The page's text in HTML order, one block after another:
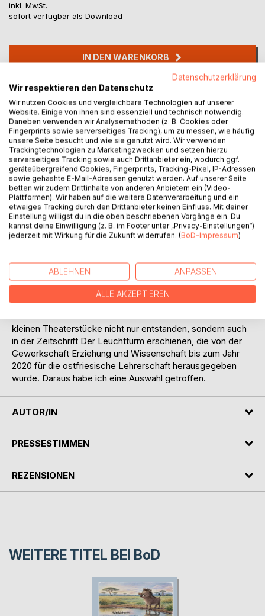
inkl. MwSt.
sofort verfügbar als Download
IN DEN WARENKORB
Auf die Merkliste
Titel bewerten
BESCHREIBUNG
Dieses Buch basiert auf der Idee - zunächst nur zur
Unterhaltung meines Schul-Kollegiums - satirische
des ewig grantelnden Käpt'ns, der seinen drei Enkelkindern
ein Lügenmärchen nach dem anderen auftischt, meinen
Frust an der heimatlichen Bildungspolitik und der damit
zusammenhängenden Schulwirklichkeit von der Seele
kleinen Theaterstücke nicht nur entstanden, sondern auch
in der Zeitschrift Der Leuchtturm erschienen, die von der
Gewerkschaft Erziehung und Wissenschaft bis zum Jahr
2020 für die ostfriesische Lehrerschaft herausgegeben
wurde. Daraus habe ich eine Auswahl getroffen.
AUTOR/IN
PRESSESTIMMEN
REZENSIONEN
WEITERE TITEL BEI BoD
Datenschutzerklärung
Wir respektieren den Datenschutz
Wir nutzen Cookies und vergleichbare Technologien auf unserer
Website. Einige von ihnen sind essenziell und technisch notwendig.
Daneben verwenden wir Analysemethoden (z. B. Cookies oder
Fingerprints sowie serverseitiges Tracking), um zu messen, wie häufig
unsere Seite besucht und wie sie genutzt wird. Wir verwenden
Trackingtechnologien zu Marketingzwecken und setzen hierzu
serverseitiges Tracking sowie auch Drittanbieter ein, wodurch ggf.
geräteübergreifend Cookies, Fingerprints, Tracking-Pixel, IP-Adressen
sowie gehashte E-Mail-Adressen genutzt werden. Auf unserer Seite
betten wir zudem Drittinhalte von anderen Anbietern ein (Video-
Plattformen). Wir haben auf die weitere Datenverarbeitung und ein
etwaiges Tracking durch den Drittanbieter keinen Einfluss. Mit deiner
Einstellung willigst du in die oben beschriebenen Vorgänge ein. Du
kannst deine Einwilligung (z. B. im Footer unter „Privacy-Einstellungen“)
jederzeit mit Wirkung für die Zukunft widerrufen. (BoD-Impressum)
ABLEHNEN ANPASSEN
ALLE AKZEPTIEREN